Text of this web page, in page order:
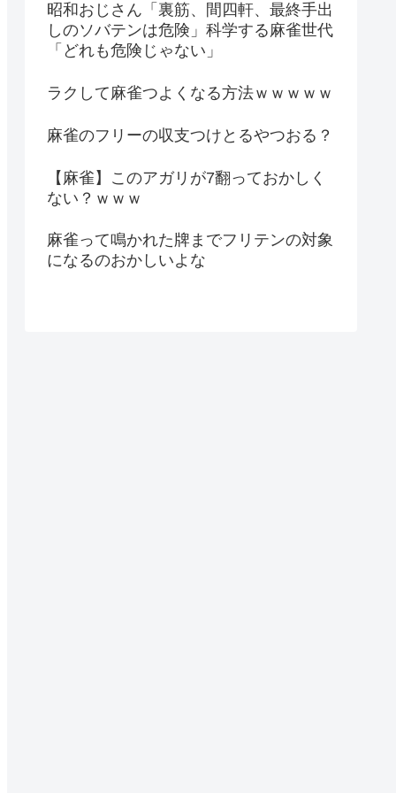
昭和おじさん「裏筋、間四軒、最終手出
しのソバテンは危険」科学する麻雀世代
「どれも危険じゃない」
ラクして麻雀つよくなる方法ｗｗｗｗｗ
麻雀のフリーの収支つけとるやつおる？
【麻雀】このアガリが7翻っておかしく
ない？ｗｗｗ
麻雀って鳴かれた牌までフリテンの対象
になるのおかしいよな